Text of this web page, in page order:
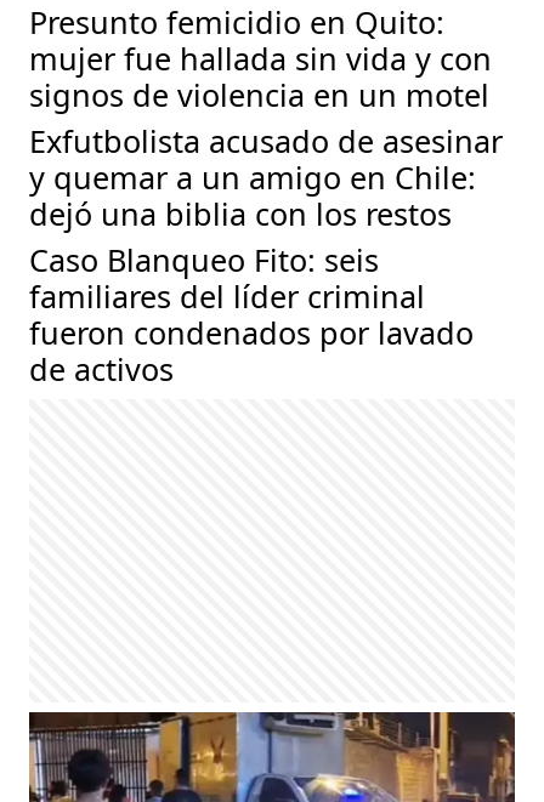
Presunto femicidio en Quito:
mujer fue hallada sin vida y con
signos de violencia en un motel
Exfutbolista acusado de asesinar
y quemar a un amigo en Chile:
dejó una biblia con los restos
Caso Blanqueo Fito: seis
familiares del líder criminal
fueron condenados por lavado
de activos